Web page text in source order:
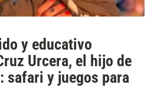
y educativo
Urcera, el hijo de
safari y juegos para